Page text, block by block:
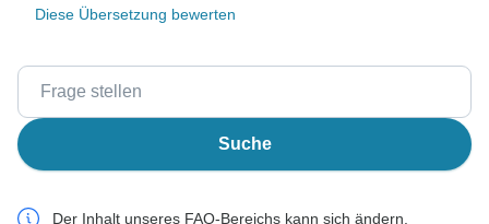
Diese Übersetzung bewerten
Suche
Der Inhalt unseres FAQ-Bereichs kann sich ändern.